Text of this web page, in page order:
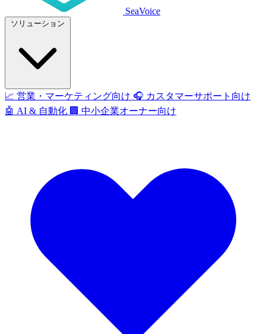
SeaVoice
ソリューション
📈 営業・マーケティング向け 🎧 カスタマーサポート向け
🤖 AI & 自動化 🏢 中小企業オーナー向け